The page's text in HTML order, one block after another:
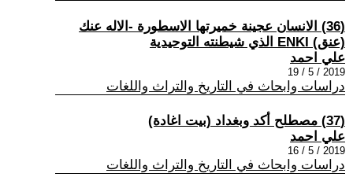
(36) الانسان عجينة خميرتها الاسطورة -الاله عنك
(عنق) ENKI الذي شيطنته التوحيدية
علي احمد
2019 / 5 / 19
دراسات وابحاث في التاريخ والتراث واللغات
(37) مصطلح أكد وبغداد (بيت اغادة)
علي احمد
2019 / 5 / 16
دراسات وابحاث في التاريخ والتراث واللغات